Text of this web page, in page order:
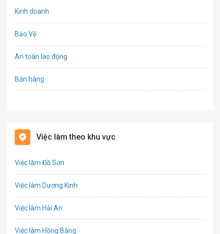
Kinh doanh
Bảo Vệ
An toàn lao động
Bán hàng
Biên phiên dịch
Việc làm theo khu vực
Việc làm Đồ Sơn
Việc làm Dương Kinh
Việc làm Hải An
Việc làm Hồng Bàng